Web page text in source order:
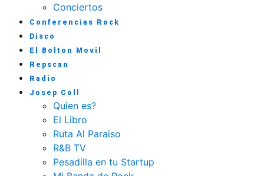
Conciertos
Conferencias Rock
Disco
El Bolton Movil
Repscan
Radio
Josep Coll
Quien es?
El Libro
Ruta Al Paraiso
R&B TV
Pesadilla en tu Startup